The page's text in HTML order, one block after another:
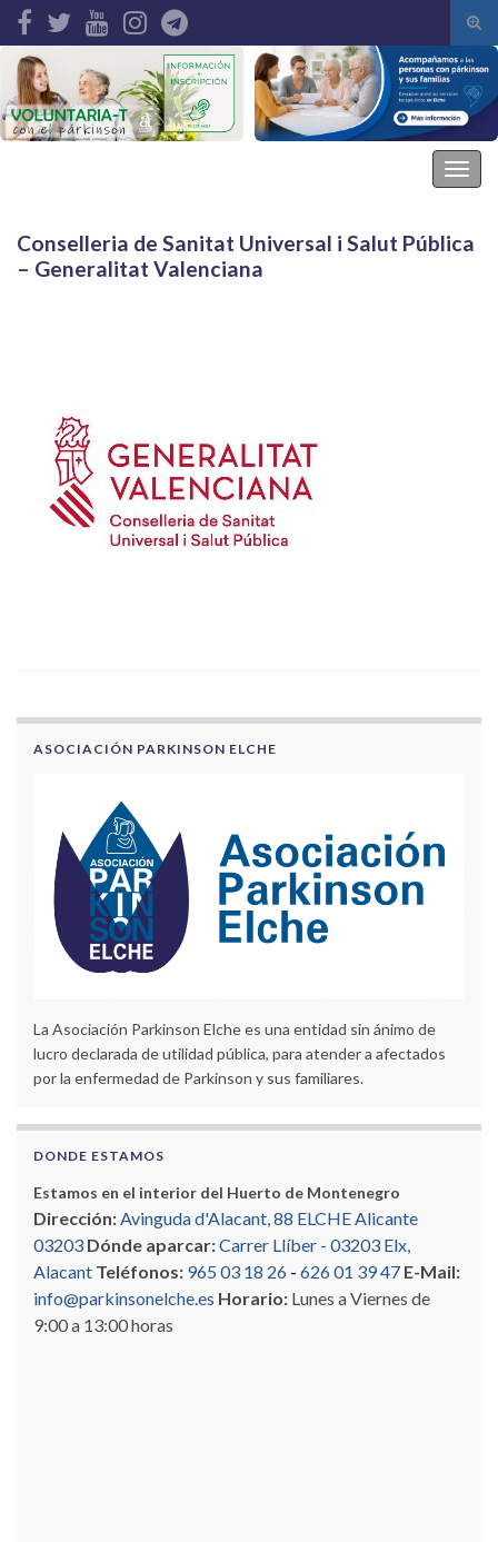
de
Search for:
Conselleria de Sanitat Universal i Salut Pública
– Generalitat Valenciana
ASOCIACIÓN PARKINSON ELCHE
La Asociación Parkinson Elche es una entidad sin ánimo de
lucro declarada de utilidad pública, para atender a afectados
por la enfermedad de Parkinson y sus familiares.
DONDE ESTAMOS
Estamos en el interior del Huerto de Montenegro
Dirección:Avinguda d'Alacant, 88 ELCHE Alicante
03203 Dónde aparcar:Carrer Llíber - 03203 Elx,
Alacant Teléfonos: 965 03 18 26 - 626 01 39 47 E-Mail:
info@parkinsonelche.es Horario: Lunes a Viernes de
9:00 a 13:00 horas